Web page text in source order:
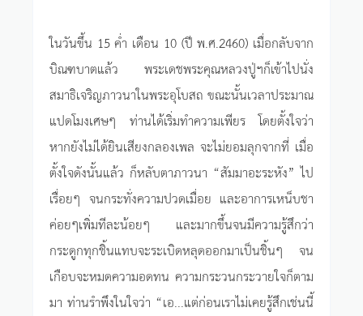
ในวันขึ้น 15 ค่ำ เดือน 10 (ปี พ.ศ.2460) เมื่อกลับจาก
บิณฑบาตแล้ว พระเดชพระคุณหลวงปู่ฯก็เข้าไปนั่ง
สมาธิเจริญภาวนาในพระอุโบสถ ขณะนั้นเวลาประมาณ
แปดโมงเศษๆ ท่านได้เริ่มทำความเพียร โดยตั้งใจว่า
หากยังไม่ได้ยินเสียงกลองเพล จะไม่ยอมลุกจากที่ เมื่อ
ตั้งใจดังนั้นแล้ว ก็หลับตาภาวนา “สัมมาอะระหัง” ไป
เรื่อยๆ จนกระทั่งความปวดเมื่อย และอาการเหน็บชา
ค่อยๆเพิ่มทีละน้อยๆ และมากขึ้นจนมีความรู้สึกว่า
กระดูกทุกชิ้นแทบจะระเบิดหลุดออกมาเป็นชิ้นๆ จน
เกือบจะหมดความอดทน ความกระวนกระวายใจก็ตาม
มา ท่านรำพึงในใจว่า “เอ...แต่ก่อนเราไม่เคยรู้สึกเช่นนี้